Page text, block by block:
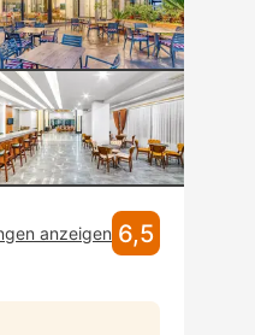
anzeigen 6,5